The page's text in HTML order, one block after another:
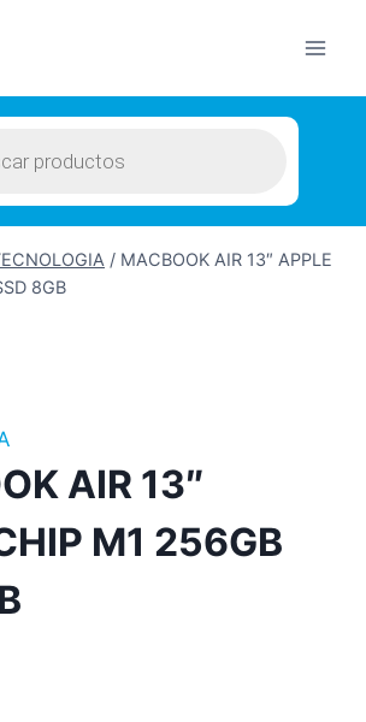
/ MACBOOK AIR 13″ APPLE
8GB
AIR 13″
M1 256GB